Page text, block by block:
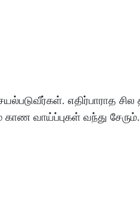
. எதிர்பாராத சில
காண வாய்ப்புகள் வந்து சேரும்.